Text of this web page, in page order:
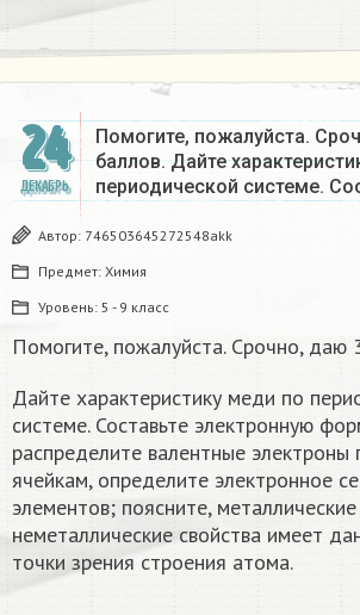
24
ДЕКАБРЬ
Помогите, пожалуйста.
баллов. Дайте
периодической системе.
Автор: 746503645272548akk
Предмет: Химия
Уровень: 5 - 9 класс
Помогите, пожалуйста. Срочно, даю
Дайте характеристику меди по
системе. Составьте электронную
распределите валентные электроны
ячейкам, определите электронное
элементов; поясните,
неметаллические свойства имеет
точки зрения строения атома.